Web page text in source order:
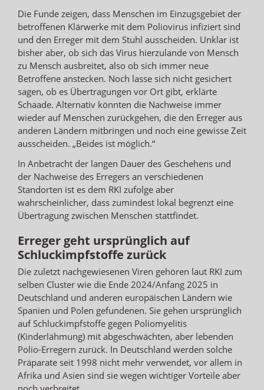
Die Funde zeigen, dass Menschen im Einzugsgebiet der
betroffenen Klärwerke mit dem Poliovirus infiziert sind
und den Erreger mit dem Stuhl ausscheiden. Unklar ist
bisher aber, ob sich das Virus hierzulande von Mensch
zu Mensch ausbreitet, also ob sich immer neue
Betroffene anstecken. Noch lasse sich nicht gesichert
sagen, ob es Übertragungen vor Ort gibt, erklärte
Schaade. Alternativ könnten die Nachweise immer
wieder auf Menschen zurückgehen, die den Erreger aus
anderen Ländern mitbringen und noch eine gewisse Zeit
ausscheiden. „Beides ist möglich.“
In Anbetracht der langen Dauer des Geschehens und
der Nachweise des Erregers an verschiedenen
Standorten ist es dem RKI zufolge aber
wahrscheinlicher, dass zumindest lokal begrenzt eine
Übertragung zwischen Menschen stattfindet.
Erreger geht ursprünglich auf
Schluckimpfstoffe zurück
Die zuletzt nachgewiesenen Viren gehören laut RKI zum
selben Cluster wie die Ende 2024/Anfang 2025 in
Deutschland und anderen europäischen Ländern wie
Spanien und Polen gefundenen. Sie gehen ursprünglich
auf Schluckimpfstoffe gegen Poliomyelitis
(Kinderlähmung) mit abgeschwächten, aber lebenden
Polio-Erregern zurück. In Deutschland werden solche
Präparate seit 1998 nicht mehr verwendet, vor allem in
Afrika und Asien sind sie wegen wichtiger Vorteile aber